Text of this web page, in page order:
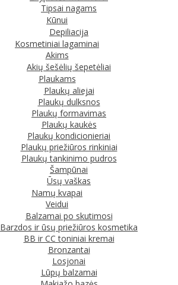
Tipsai nagams
Kūnui
Depiliacija
Kosmetiniai lagaminai
Akims
Akių šešėlių šepetėliai
Plaukams
Plaukų aliejai
Plaukų dulksnos
Plaukų formavimas
Plaukų kaukės
Plaukų kondicionieriai
Plaukų priežiūros rinkiniai
Plaukų tankinimo pudros
Šampūnai
Ūsų vaškas
Namų kvapai
Veidui
Balzamai po skutimosi
Barzdos ir ūsų priežiūros kosmetika
BB ir CC toniniai kremai
Bronzantai
Losjonai
Lūpų balzamai